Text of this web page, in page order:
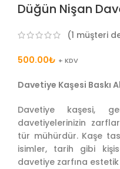
Düğün Nişan
(1 müşteri
500.00₺ + KDV
Davetiye Kaşesi Baskı
Davetiye kaşesi,
davetiyelerinizin
tür mühürdür. Kaşe
isimler, tarih gibi
davetiye zarfına